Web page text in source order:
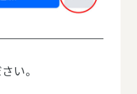
い。